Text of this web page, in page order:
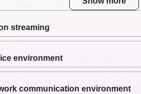
ト日時
)
START(15:00 OPEN)
ケットの販売につきましては、本
streaming
environment
communication environment